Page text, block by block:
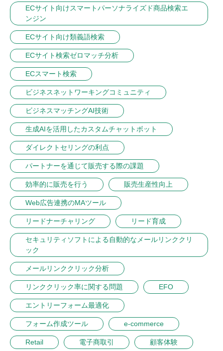
ECサイト向けスマートパーソナライズド商品検索エ
ンジン
ECサイト向け類義語検索
ECサイト検索ゼロマッチ分析
ECスマート検索
ビジネスネットワーキングコミュニティ
ビジネスマッチングAI技術
生成AIを活用したカスタムチャットボット
ダイレクトセリングの利点
パートナーを通じて販売する際の課題
効率的に販売を行う 販売生産性向上
Web広告連携のMAツール
リードナーチャリング リード育成
セキュリティソフトによる自動的なメールリンククリ
ック
メールリンククリック分析
リンククリック率に関する問題 EFO
エントリーフォーム最適化
フォーム作成ツール e-commerce
Retail 電子商取引 顧客体験